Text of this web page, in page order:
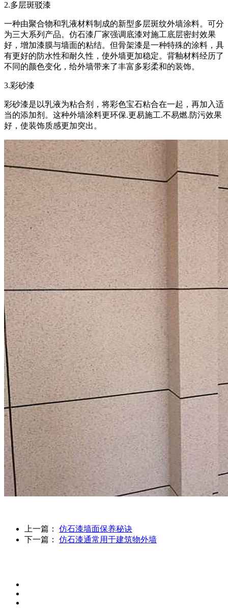
2.多层斑驳漆
一种由聚合物和乳液材料制成的新型多层斑纹外墙涂料。可分
为三大系列产品。仿石漆厂家强调底漆对施工底层密封效果
好，增加漆膜与墙面的粘结。但骨架漆是一种特殊的涂料，具
有更好的防水性和耐久性，使外墙更加稳定。背釉材料经历了
不同的颜色变化，给外墙带来了丰富多彩柔和的装饰。
3.彩砂漆
彩砂漆是以乳液为粘合剂，将彩色宝石粘合在一起，再加入适
当的添加剂。这种外墙涂料更环保.更易施工.不易燃.防污效果
好，使装饰质感更加突出。
上一篇：
仿石漆墙面保养秘诀
下一篇：
仿石漆通常用于建筑物外墙